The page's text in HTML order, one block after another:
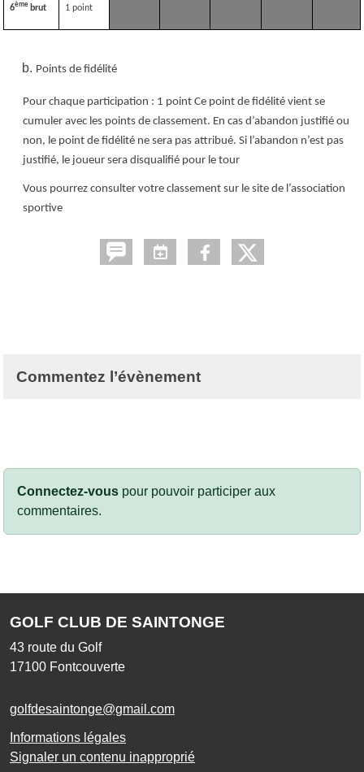
6ème brut 1 point
Points de fidélité
Pour chaque participation : 1 point Ce point de fidélité vient se
cumuler avec les points de classement. En cas d’abandon justifié ou
non, le point de fidélité ne sera pas attribué. Si l’abandon n’est pas
justifié, le joueur sera disqualifié pour le tour
Vous pourrez consulter votre classement sur le site de l’association
sportive
Commentez l’évènement
Connectez-vous pour pouvoir participer aux
commentaires.
GOLF CLUB DE SAINTONGE
43 route du Golf
17100 Fontcouverte
golfdesaintonge@gmail.com
Informations légales
Signaler un contenu inapproprié